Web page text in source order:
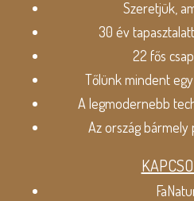
Szeretjük,
30 év
22 fős
Tőlünk mindent
A legmodernebb
Az ország